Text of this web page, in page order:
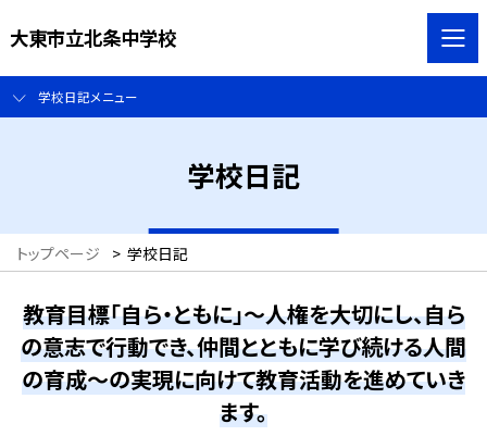
大東市立北条中学校
学校日記メニュー
学校日記
トップページ > 学校日記
教育目標「自ら・ともに」～人権を大切にし、自ら
の意志で行動でき、仲間とともに学び続ける人間
の育成～の実現に向けて教育活動を進めていき
ます。